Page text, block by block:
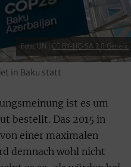
Foto: UN | CC BY-NC-SA 2.0 Generic
in Baku statt
ist es um
bestellt. Das 2015 in
einer maximalen
demnach wohl nicht